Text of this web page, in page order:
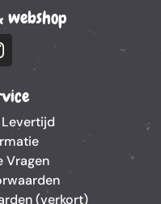
webshop
Vragen
(verkort)